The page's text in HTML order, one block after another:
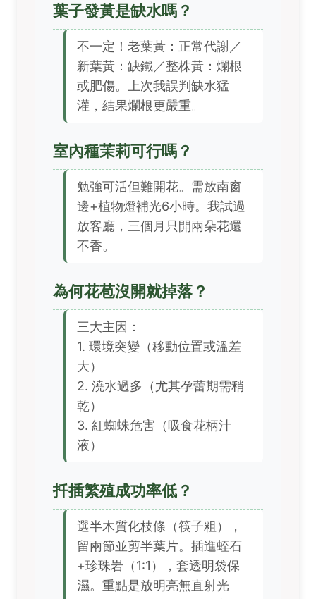
葉子發黃是缺水嗎？
不一定！老葉黃：正常代謝／
新葉黃：缺鐵／整株黃：爛根
或肥傷。上次我誤判缺水猛
灌，結果爛根更嚴重。
室內種茉莉可行嗎？
勉強可活但難開花。需放南窗
邊+植物燈補光6小時。我試過
放客廳，三個月只開兩朵花還
不香。
為何花苞沒開就掉落？
三大主因：
1. 環境突變（移動位置或溫差
大）
2. 澆水過多（尤其孕蕾期需稍
乾）
3. 紅蜘蛛危害（吸食花柄汁
液）
扦插繁殖成功率低？
選半木質化枝條（筷子粗），
留兩節並剪半葉片。插進蛭石
+珍珠岩（1:1），套透明袋保
濕。重點是放明亮無直射光